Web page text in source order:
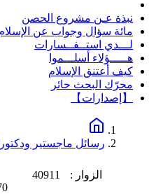
نبذة عـن مشروع الحصن
مائة سؤال وجواب عن
لـــدي استــفــسارات
هـــــؤلاء أسلـــموا
كيف أعتنق الإسلام
محرّك البحث حائر
【إصدارات】
رسائل ماجستير
الزوار : 40911